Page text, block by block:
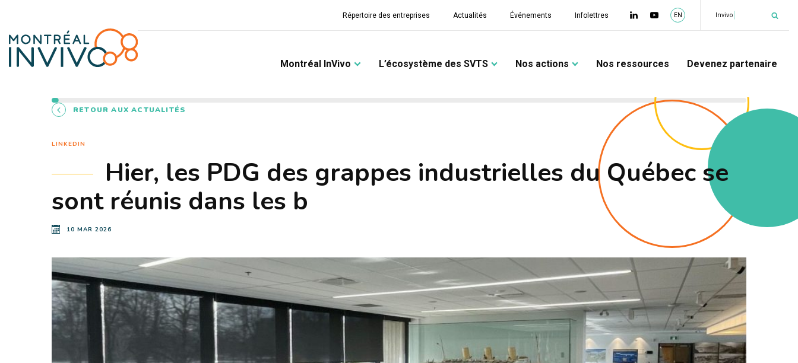
Répertoire des entreprises Actualités Événements Infolettres EN Invivo |
Montréal InVivo L’écosystème des SVTS Nos actions Nos ressources Devenez partenaire
RETOUR AUX ACTUALITÉS
LINKEDIN
Hier, les PDG des grappes industrielles du Québec se
sont réunis dans les b
10 MAR 2026